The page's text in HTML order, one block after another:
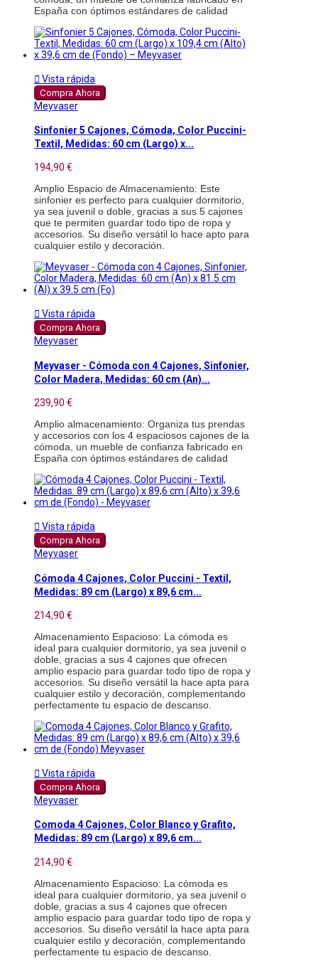
España con óptimos estándares de calidad
 Vista rápida
Compra Ahora
Meyvaser
Sinfonier 5 Cajones, Cómoda, Color Puccini-
Textil, Medidas: 60 cm (Largo) x...
194,90 €
Amplio Espacio de Almacenamiento: Este
sinfonier es perfecto para cualquier dormitorio,
ya sea juvenil o doble, gracias a sus 5 cajones
que te permiten guardar todo tipo de ropa y
accesorios. Su diseño versátil lo hace apto para
cualquier estilo y decoración.
 Vista rápida
Compra Ahora
Meyvaser
Meyvaser - Cómoda con 4 Cajones, Sinfonier,
Color Madera, Medidas: 60 cm (An)...
239,90 €
Amplio almacenamiento: Organiza tus prendas
y accesorios con los 4 espaciosos cajones de la
cómoda, un mueble de confianza fabricado en
España con óptimos estándares de calidad
 Vista rápida
Compra Ahora
Meyvaser
Cómoda 4 Cajones, Color Puccini - Textil,
Medidas: 89 cm (Largo) x 89,6 cm...
214,90 €
Almacenamiento Espacioso: La cómoda es
ideal para cualquier dormitorio, ya sea juvenil o
doble, gracias a sus 4 cajones que ofrecen
amplio espacio para guardar todo tipo de ropa y
accesorios. Su diseño versátil la hace apta para
cualquier estilo y decoración, complementando
perfectamente tu espacio de descanso.
 Vista rápida
Compra Ahora
Meyvaser
Comoda 4 Cajones, Color Blanco y Grafito,
Medidas: 89 cm (Largo) x 89,6 cm...
214,90 €
Almacenamiento Espacioso: La cómoda es
ideal para cualquier dormitorio, ya sea juvenil o
doble, gracias a sus 4 cajones que ofrecen
amplio espacio para guardar todo tipo de ropa y
accesorios. Su diseño versátil la hace apta para
cualquier estilo y decoración, complementando
perfectamente tu espacio de descanso.